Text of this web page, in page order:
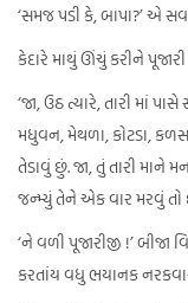
‘સમજ પડી કે, બાપા?’ એ
કેદારે માથું ઊંચું કરીને
‘જા, ઉઠ ત્યારે, તારી માં
મધુવન, મેથળા, કોટડા,
તેડાવું છું. જા, તું તારી માને
જન્મ્યું તેને એક વાર મરવું તો
‘ને વળી પૂજારીજી !’
કરતાંય વધુ ભયાનક